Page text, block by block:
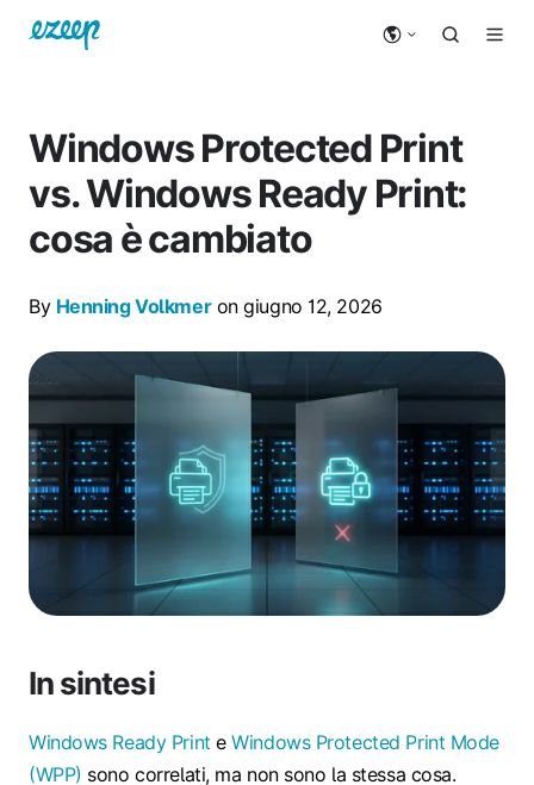
Windows Protected Print
vs. Windows Ready Print:
cosa è cambiato
By Henning Volkmeron giugno 12, 2026
In sintesi
Windows Ready PrinteWindows Protected Print Mode
(WPP) sono correlati, ma non sono la stessa cosa.